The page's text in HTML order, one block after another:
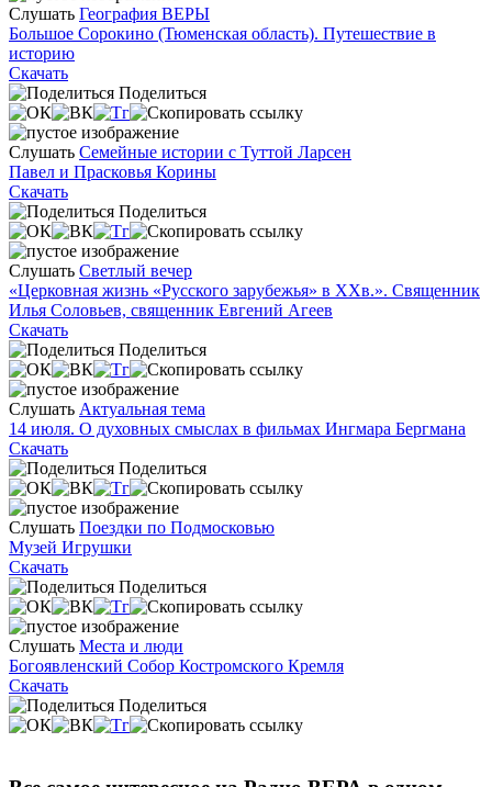
Слушать География ВЕРЫ
Большое Сорокино (Тюменская область). Путешествие в
историю
Скачать
Поделиться
Слушать Семейные истории с Туттой Ларсен
Павел и Прасковья Корины
Скачать
Поделиться
Слушать Светлый вечер
«Церковная жизнь «Русского зарубежья» в ХХв.». Священник
Илья Соловьев, священник Евгений Агеев
Скачать
Поделиться
Слушать Актуальная тема
14 июля. О духовных смыслах в фильмах Ингмара Бергмана
Скачать
Поделиться
Слушать Поездки по Подмосковью
Музей Игрушки
Скачать
Поделиться
Слушать Места и люди
Богоявленский Собор Костромского Кремля
Скачать
Поделиться